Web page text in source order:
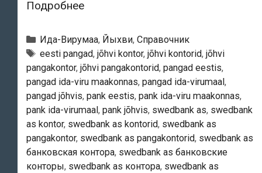
ПодробнееSwedbank
Контора
Jõhvi
Рубрики
Ида-Вирумаа, Йыхви, Справочник
Тэги
eesti pangad, jõhvi kontor, jõhvi kontorid, jõhvi
pangakontor, jõhvi pangakontorid, pangad eestis,
pangad ida-viru maakonnas, pangad ida-virumaal ,
pangad jõhvis, pank eestis, pank ida-viru maakonnas,
pank ida-virumaal , pank jõhvis, swedbank as, swedbank
as kontor, swedbank as kontorid, swedbank as
pangakontor, swedbank as pangakontorid, swedbank as
банковская контора, swedbank as банковские
конторы, swedbank as контора, swedbank as